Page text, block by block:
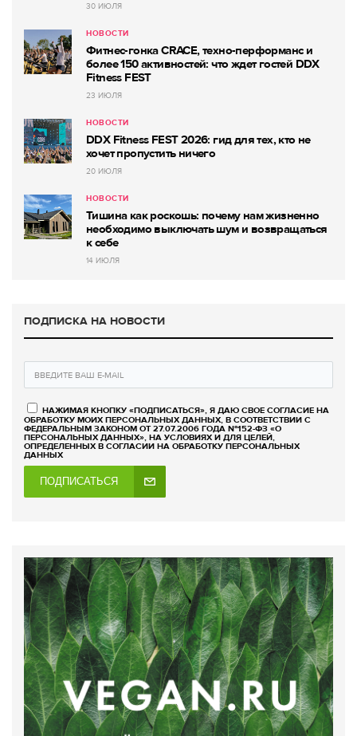
30 ИЮЛЯ
НОВОСТИ
Фитнес-гонка CRACE, техно-перформанс и
более 150 активностей: что ждет гостей DDX
Fitness FEST
23 ИЮЛЯ
НОВОСТИ
DDX Fitness FEST 2026: гид для тех, кто не
хочет пропустить ничего
20 ИЮЛЯ
НОВОСТИ
Тишина как роскошь: почему нам жизненно
необходимо выключать шум и возвращаться
к себе
14 ИЮЛЯ
ПОДПИСКА НА НОВОСТИ
НАЖИМАЯ КНОПКУ «ПОДПИСАТЬСЯ», Я ДАЮ СВОЕ СОГЛАСИЕ НА
ОБРАБОТКУ МОИХ ПЕРСОНАЛЬНЫХ ДАННЫХ, В СООТВЕТСТВИИ С
ФЕДЕРАЛЬНЫМ ЗАКОНОМ ОТ 27.07.2006 ГОДА №152-ФЗ «О
ПЕРСОНАЛЬНЫХ ДАННЫХ», НА УСЛОВИЯХ И ДЛЯ ЦЕЛЕЙ,
ОПРЕДЕЛЕННЫХ В СОГЛАСИИ НА ОБРАБОТКУ ПЕРСОНАЛЬНЫХ
ДАННЫХ
ПОДПИСАТЬСЯ